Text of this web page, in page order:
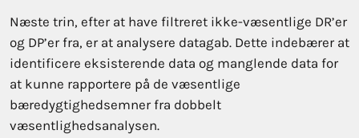
Næste trin, efter at have filtreret ikke-væsentlige DR’er
og DP’er fra, er at analysere datagab. Dette indebærer at
identificere eksisterende data og manglende data for
at kunne rapportere på de væsentlige
bæredygtighedsemner fra dobbelt
væsentlighedsanalysen.